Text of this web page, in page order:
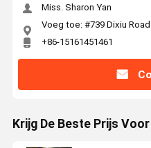
Miss. Sharon Yan
Voeg toe: #739 Dixiu
+86-15161451461
Krijg De Beste Prijs Voor